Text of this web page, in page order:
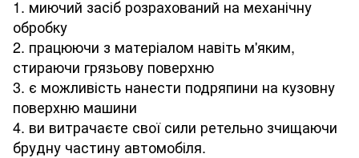
1. миючий засіб розрахований на механічну
обробку
2. працюючи з матеріалом навіть м'яким,
стираючи грязьову поверхню
3. є можливість нанести подряпини на кузовну
поверхню машини
4. ви витрачаєте свої сили ретельно зчищаючи
брудну частину автомобіля.